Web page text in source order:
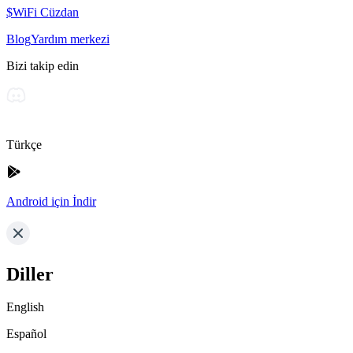
$WiFi Cüzdan
BlogYardım merkezi
Bizi takip edin
Türkçe
Android için İndir
Diller
English
Español